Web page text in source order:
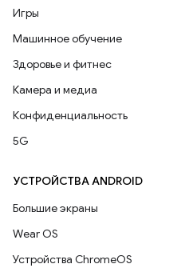
Игры
Машинное обучение
Здоровье и фитнес
Камера и медиа
Конфиденциальность
5G
УСТРОЙСТВА ANDROID
Большие экраны
Wear OS
Устройства ChromeOS